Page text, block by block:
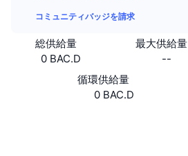
コミュニティバッジを請求
総供給量
0 BAC.D
最大供給量
--
循環供給量
0 BAC.D